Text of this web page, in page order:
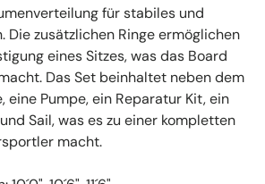
für stabiles und
Die zusätzlichen Ringe ermöglichen
eines Sitzes, was das Board
Das Set beinhaltet neben dem
eine Pumpe, ein Reparatur Kit, ein
Sail, was es zu einer kompletten
macht.